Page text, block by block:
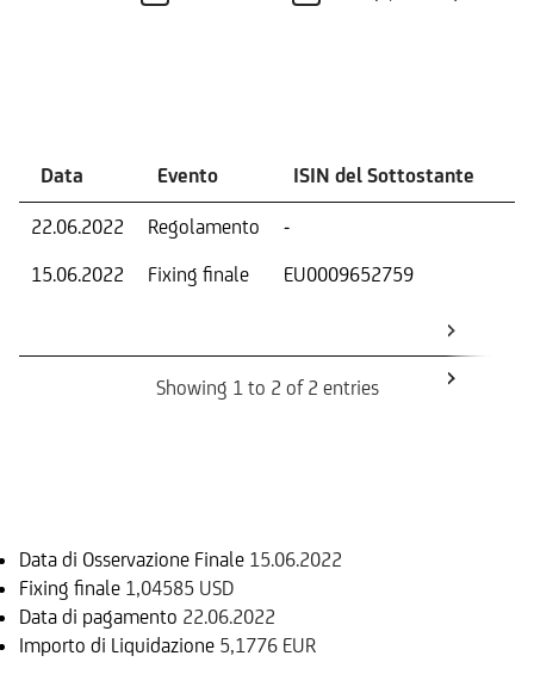
Data Evento ISIN del Sottostante
22.06.2022 Regolamento -
15.06.2022
Fixing finale EU0009652759
Showing 1 to 2 of 2 entries
Data di Osservazione Finale 15.06.2022
Fixing finale 1,04585 USD
Data di pagamento 22.06.2022
Importo di Liquidazione 5,1776 EUR